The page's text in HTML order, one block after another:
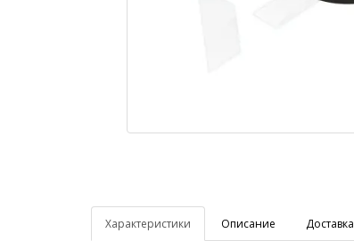
Характеристики
Описание